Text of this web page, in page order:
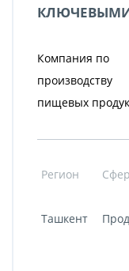
Компания по
производству
пищевых
Регион
Ташкент